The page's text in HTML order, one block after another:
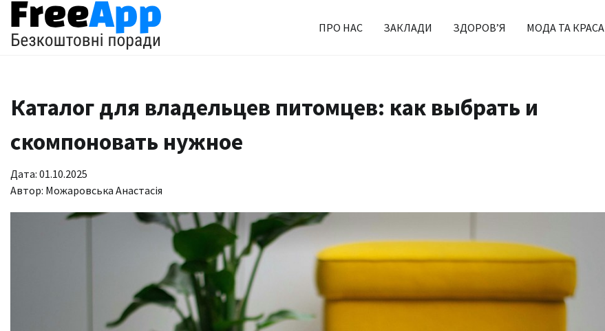
Перейти
до
вмісту
ПРО НАС ЗАКЛАДИ ЗДОРОВ’Я МОДА ТА КРАСА
Каталог для владельцев питомцев: как выбрать и
скомпоновать нужное
Дата: 01.10.2025
Автор: Можаровська Анастасія